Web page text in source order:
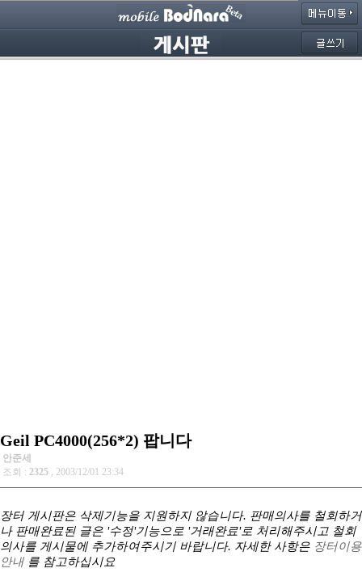
Geil PC4000(256*2) 팝니다
안준세
조회 : 2325 , 2003/12/01 23:34
장터 게시판은 삭제기능을 지원하지 않습니다. 판매의사를 철회하거
나 판매완료된 글은 '수정'기능으로 '거래완료'로 처리해주시고 철회
의사를 게시물에 추가하여주시기 바랍니다. 자세한 사항은 장터이용
안내 를 참고하십시요